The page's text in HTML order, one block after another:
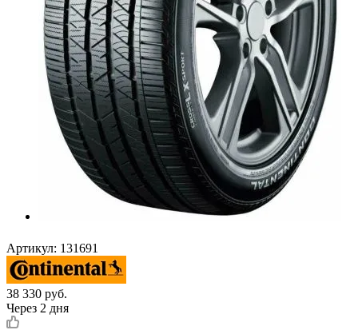
Артикул: 131691
38 330 руб.
Через 2 дня